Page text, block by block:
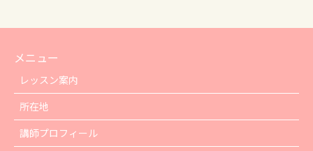
メニュー
レッスン案内
所在地
講師プロフィール